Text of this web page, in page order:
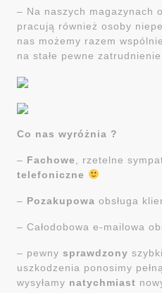
– Na naszych magazynach
pracują również osoby
nas możemy razem
na stałe pewne zatrudnienie.
Co nas wyróżnia ?
– Fachowe , rzetelne
telefoniczne
– Pozakupowa obsługa
– Całodobowa e-mailowa
– pewny sprawdzony szybki
uszkodzenia ponosimy
wysyłamy natychmiast